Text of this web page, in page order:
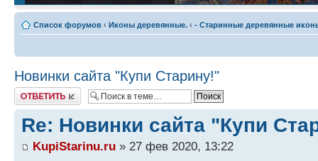
Список форумов ‹ Иконы деревянные. ‹ - Старинные деревянные
Новинки сайта "Купи Старину!"
Ответить
Re: Новинки сайта "Купи
KupiStarinu.ru » 27 фев 2020, 13:22